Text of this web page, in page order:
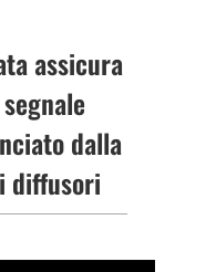
assicura
dalla
diffusori